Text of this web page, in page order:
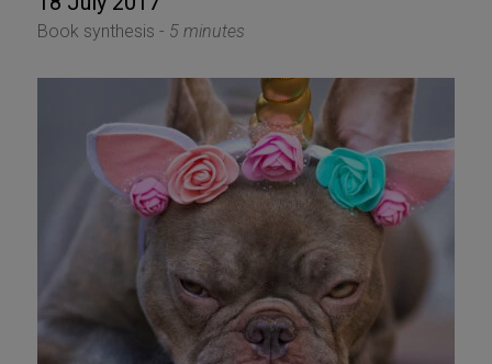
Book synthesis - 5 minutes